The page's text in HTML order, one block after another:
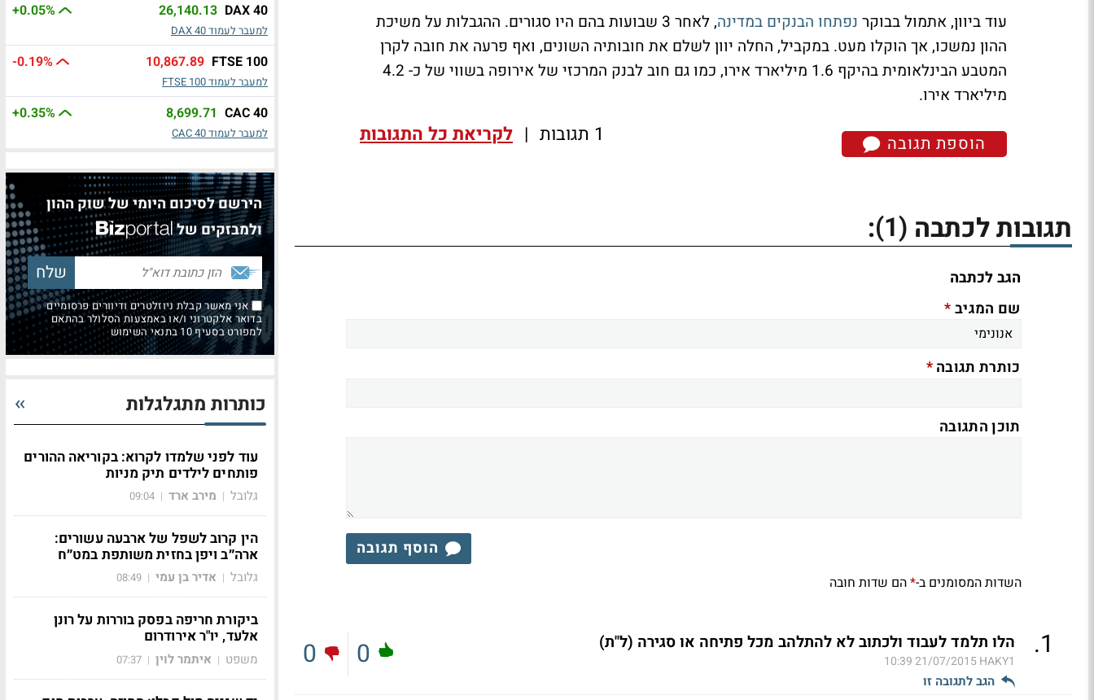
עוד ביוון, אתמול בבוקר נפתחו הבנקים במדינה
, לאחר 3 שבועות בהם היו סגורים. ההגבלות על משיכת
ההון נמשכו, אך הוקלו מעט. במקביל, החלה יוון לשלם את חובותיה השונים, ואף פרעה את חובה לקרן
המטבע הבינלאומית בהיקף 1.6 מיליארד אירו, כמו גם חוב לבנק המרכזי של אירופה בשווי של כ- 4.2
מיליארד אירו.
הוספת תגובה 1 תגובות | לקריאת כל התגובות
תגובות לכתבה (1)
:
הגב לכתבה
שם המגיב*
כותרת תגובה*
תוכן התגובה
הוסף תגובה
השדות המסומנים ב-*הם שדות חובה
1
. הלו תלמד לעבוד ולכתוב לא להתלהב מכל פתיחה או סגירה (ל"ת)
HAKY1
21/07/2015 10:39
הגב לתגובה זו
0
0
DAX 40
26,140.13
+0.05%
למעבר לעמוד DAX 40
FTSE 100
10,867.89
-0.19%
למעבר לעמוד FTSE 100
CAC 40
8,699.71
+0.35%
למעבר לעמוד CAC 40
הירשם לסיכום היומי של שוק ההון
ולמבזקים של
אני מאשר קבלת ניוזלטרים ודיוורים פרסומיים
בדואר אלקטרוני ו/או באמצעות הסלולר בהתאם
למפורט בסעיף 10 בתנאי השימוש
כותרות מתגלגלות
עוד לפני שלמדו לקרוא: בקוריאה ההורים
פותחים לילדים תיק מניות
גלובל | מירב ארד |
09:04
הין קרוב לשפל של ארבעה עשורים:
ארה״ב ויפן בחזית משותפת במט״ח
גלובל | אדיר בן עמי |
08:49
ביקורת חריפה בפסק בוררות על רונן
אלעד, יו"ר אירודרום
משפט | איתמר לוין |
07:37